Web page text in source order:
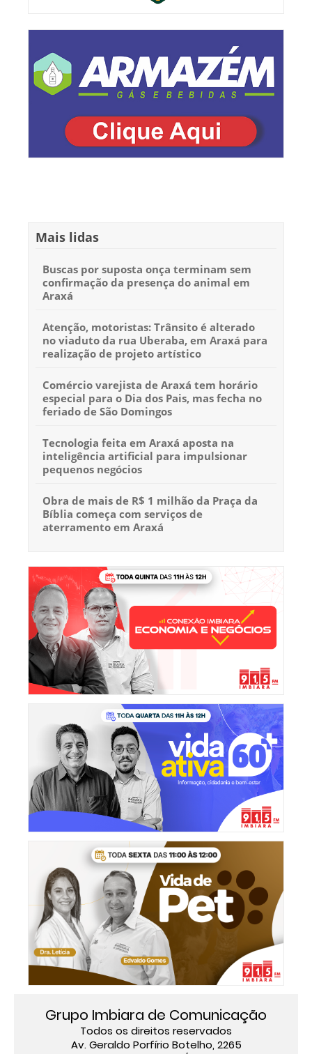
Mais lidas
Buscas por suposta onça terminam sem
confirmação da presença do animal em
Araxá
Atenção, motoristas: Trânsito é alterado
no viaduto da rua Uberaba, em Araxá para
realização de projeto artístico
Comércio varejista de Araxá tem horário
especial para o Dia dos Pais, mas fecha no
feriado de São Domingos
Tecnologia feita em Araxá aposta na
inteligência artificial para impulsionar
pequenos negócios
Obra de mais de R$ 1 milhão da Praça da
Bíblia começa com serviços de
aterramento em Araxá
Grupo Imbiara de Comunicação
Todos os direitos reservados
Av. Geraldo Porfírio Botelho, 2265